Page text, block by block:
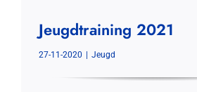
Jeugdtraining 2021
27-11-2020 | Jeugd